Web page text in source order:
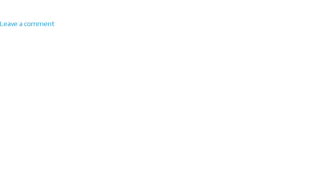
Leave a comment